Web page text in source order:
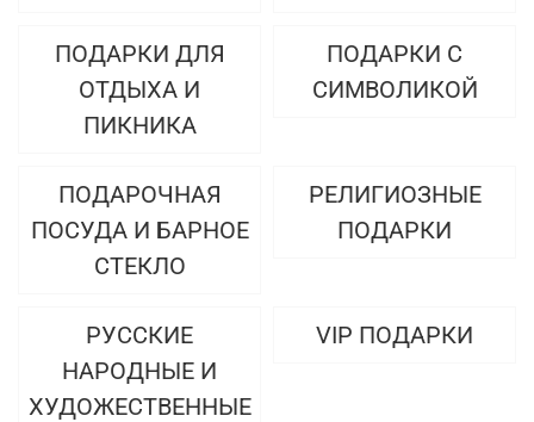
ПОДАРКИ ДЛЯ
ОТДЫХА И
ПИКНИКА
ПОДАРКИ С
СИМВОЛИКОЙ
ПОДАРОЧНАЯ
ПОСУДА И БАРНОЕ
СТЕКЛО
РЕЛИГИОЗНЫЕ
ПОДАРКИ
РУССКИЕ
НАРОДНЫЕ И
ХУДОЖЕСТВЕННЫЕ
VIP ПОДАРКИ